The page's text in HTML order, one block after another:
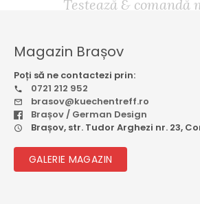
Testează & comandă
Magazin Brașov
Poți să ne contactezi prin:
0721 212 952
brasov@kuechentreff.ro
Brașov / German Design
Brașov, str. Tudor Arghezi nr. 23,
GALERIE MAGAZIN